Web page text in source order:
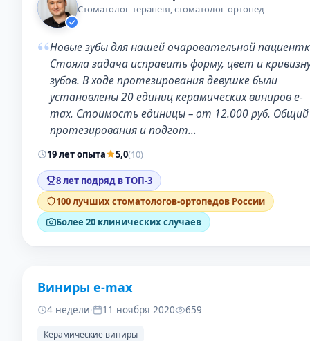
Стоматолог-терапевт, стоматолог-ортопед
“Новые зубы для нашей очаровательной
Стояла задача исправить форму, цвет и
зубов. В ходе протезирования девушке были
установлены 20 единиц керамических виниров e-
max. Стоимость единицы – от 12.000 руб. Общий
протезирования и подгот…
19 лет опыта 5,0(10)
8 лет подряд в ТОП-3
100 лучших стоматологов-ортопедов России
Более 20 клинических случаев
ДО
Виниры e-max
4 недели· 11 ноября 2020 659
Керамические виниры